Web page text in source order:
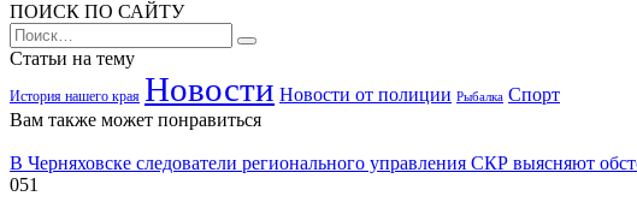
ПОИСК ПО САЙТУ
Search
for:
Статьи на тему
История нашего края Новости Новости от полиции Рыбалка Спорт
Вам также может понравиться
В Черняховске следователи регионального управления СКР выясняют
051